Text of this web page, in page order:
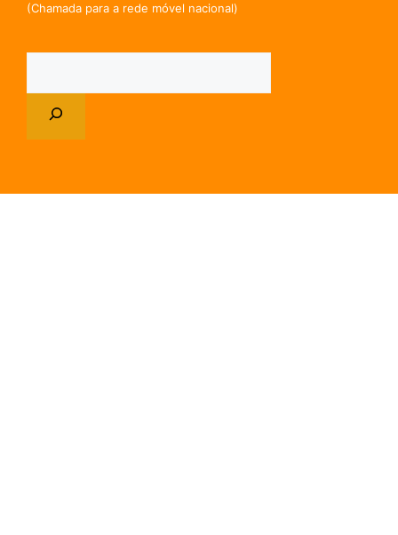
(Chamada para a rede móvel nacional)